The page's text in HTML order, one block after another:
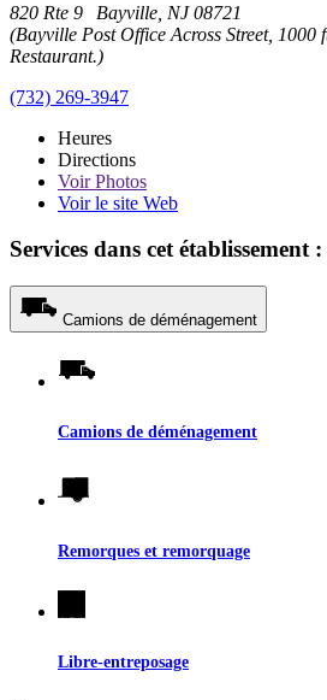
820 Rte 9 Bayville, NJ 08721
(Bayville Post Office Across Street, 1000
Restaurant.)
(732) 269-3947
Heures
Directions
VoirPhotos
Voir le site Web
Services dans cet établissement :
Camions de déménagement
Camions de déménagement
Remorques et remorquage
Libre-entreposage